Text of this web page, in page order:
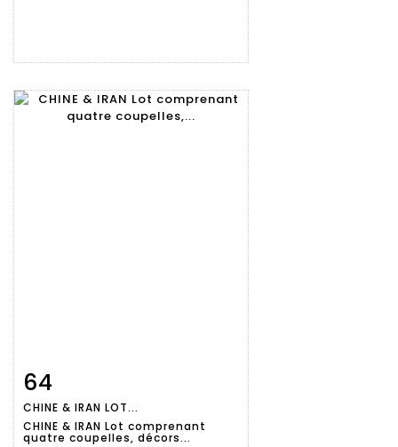
détaillée
64
CHINE & IRAN LOT...
CHINE & IRAN Lot comprenant
quatre coupelles, décors...